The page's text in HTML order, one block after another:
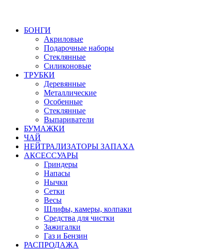
БОНГИ
Акриловые
Подарочные наборы
Стеклянные
Силиконовые
ТРУБКИ
Деревянные
Металлические
Особенные
Стеклянные
Выпариватели
БУМАЖКИ
ЧАЙ
НЕЙТРАЛИЗАТОРЫ ЗАПАХА
АКСЕССУАРЫ
Гриндеры
Напасы
Нычки
Сетки
Весы
Шлифы, камеры, колпаки
Средства для чистки
Зажигалки
Газ и Бензин
РАСПРОДАЖА